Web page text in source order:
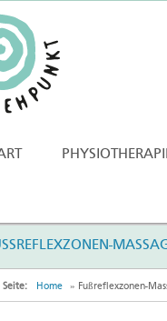
Home » Fußreflexzonen-